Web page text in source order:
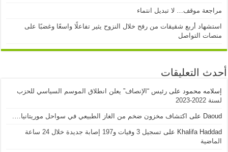
مراجعة موقف… لا تبديل انتماء
استشهاد أربع شقيقات من رفح خلال النزوح يثير تفاعلًا واسعًا وغضبًا على
منصات التواصل
أحدث التعليقات
إسلامه محمود علىرئيس “الإنصاف” يعلن انطلاق الموسم السياسي للحزب
لسنة 2022-2023
Daoud على اكتشاف مخزون ضخم من الغاز الطبيعي في سواحل موريتانيا….
Khalifa Haddad على
تسجيل 3 وفيات و197 إصابة جديدة خلال 24 ساعة
الماضية